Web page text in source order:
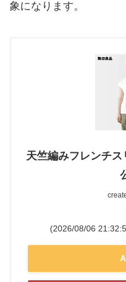
象になります。
天竺編みフレンチ
(2026/08/06